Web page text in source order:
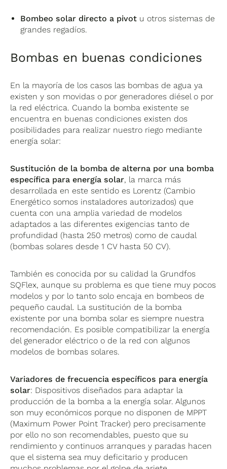
Bombeo solar directo a pivot u otros sistemas de
grandes regadíos.
Bombas en buenas condiciones
En la mayoría de los casos las bombas de agua ya
existen y son movidas o por generadores diésel o por
la red eléctrica. Cuando la bomba existente se
encuentra en buenas condiciones existen dos
posibilidades para realizar nuestro riego mediante
energía solar:
Sustitución de la bomba de alterna por una bomba
específica para energía solar, la marca más
desarrollada en este sentido es Lorentz (Cambio
Energético somos instaladores autorizados) que
cuenta con una amplia variedad de modelos
adaptados a las diferentes exigencias tanto de
profundidad (hasta 250 metros) como de caudal
(bombas solares desde 1 CV hasta 50 CV).
También es conocida por su calidad la Grundfos
SQFlex, aunque su problema es que tiene muy pocos
modelos y por lo tanto solo encaja en bombeos de
pequeño caudal. La sustitución de la bomba
existente por una bomba solar es siempre nuestra
recomendación. Es posible compatibilizar la energía
del generador eléctrico o de la red con algunos
modelos de bombas solares.
Variadores de frecuencia específicos para energía
solar: Dispositivos diseñados para adaptar la
producción de la bomba a la energía solar. Algunos
son muy económicos porque no disponen de MPPT
(Maximum Power Point Tracker) pero precisamente
por ello no son recomendables, puesto que su
rendimiento y continuos arranques y paradas hacen
que el sistema sea muy deficitario y producen